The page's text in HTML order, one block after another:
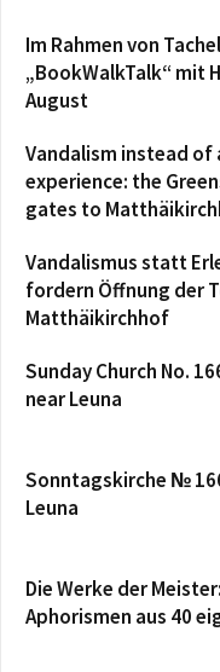
Im Rahmen von
„BookWalkTalk“ mit
August
Vandalism instead of
experience: the
gates to
Vandalismus statt
fordern Öffnung der
Matthäikirchhof
Sunday Church No.
near Leuna
Sonntagskirche №
Leuna
Die Werke der
Aphorismen aus 40